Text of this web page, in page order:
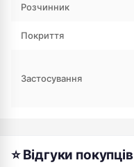
Розчинник
Покриття
Застосування
⭐ Відгуки покупців